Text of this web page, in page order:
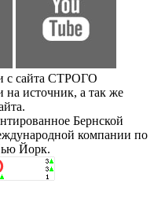
с сайта СТРОГО
источник, а так же
Бернской
компании по
Йорк.